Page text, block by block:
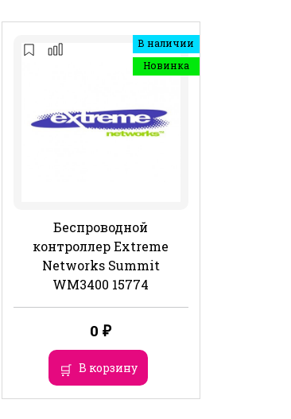
В наличии
Новинка
Беспроводной
контроллер Extreme
Networks Summit
WM3400 15774
0₽
В корзину